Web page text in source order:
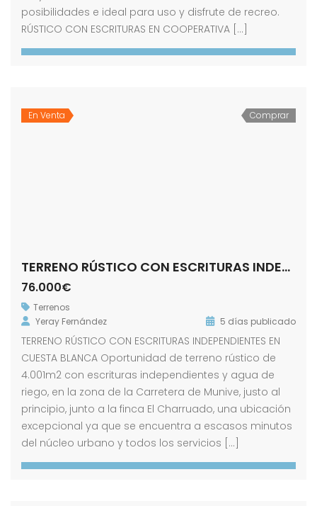
posibilidades e ideal para uso y disfrute de recreo.
RÚSTICO CON ESCRITURAS EN COOPERATIVA […]
En Venta Comprar
TERRENO RÚSTICO CON ESCRITURAS INDEPENDIENTES EN CUESTA BLANCA
76.000€
Terrenos
Yeray Fernández
5 días publicado
TERRENO RÚSTICO CON ESCRITURAS INDEPENDIENTES EN
CUESTA BLANCA Oportunidad de terreno rústico de
4.001m2 con escrituras independientes y agua de
riego, en la zona de la Carretera de Munive, justo al
principio, junto a la finca El Charruado, una ubicación
excepcional ya que se encuentra a escasos minutos
del núcleo urbano y todos los servicios […]